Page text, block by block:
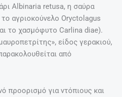
Albinaria retusa, η σαύρα
αγριοκούνελο Oryctolagus
το χασμόφυτο Carlina diae).
είδος γερακιού,
από
προορισμό για ντόπιους και